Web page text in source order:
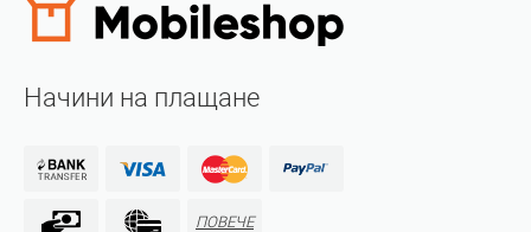
Начини на плащане
ПОВЕЧЕ